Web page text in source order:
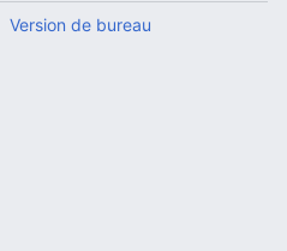
Version de bureau